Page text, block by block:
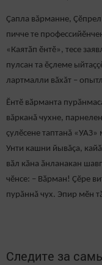
Çапла вăрманне,
пичче те
«Каятӑп ӗнтӗ», тесе
пулсан та ӗҫлеме
лартмалли вăхăт –
Ӗнтӗ вӑрманта
вăрканă чухне,
çулӗсене таптанă
Унти кашни йывăçа,
вӑл кӑна ӑнланакан
чӗнсе: – Вӑрман! Ҫӗре
пурăннă чух. Эпир мӗн
Следите за